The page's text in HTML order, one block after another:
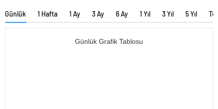
Günlük 1 Hafta 1 Ay 3 Ay 6 Ay 1 Yıl 3 Yıl 5 Yıl
Günlük Grafik Tablosu